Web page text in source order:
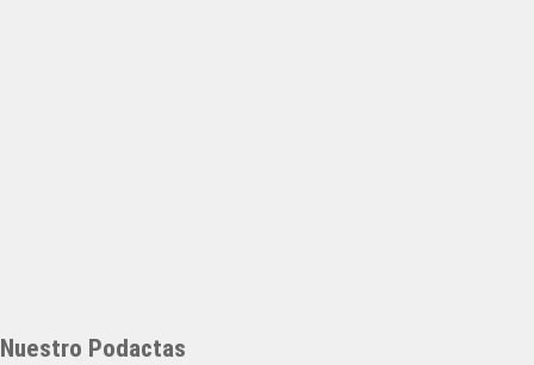
Nuestro Podactas